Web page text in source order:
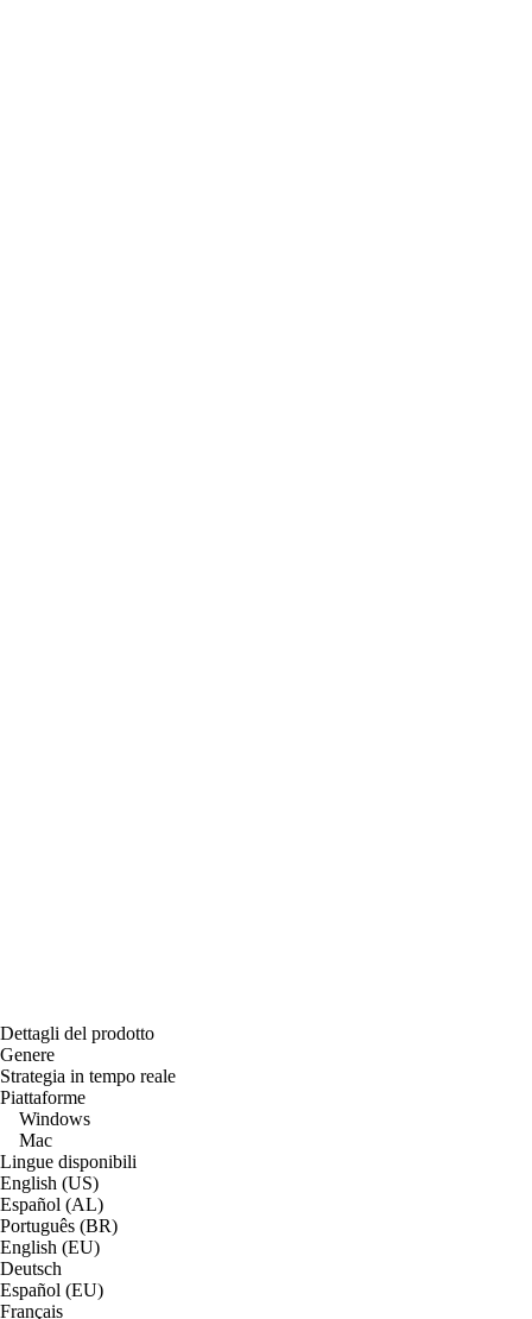
Dettagli del prodotto
Genere
Strategia in tempo reale
Piattaforme
Windows
Mac
Lingue disponibili
English (US)
Español (AL)
Português (BR)
English (EU)
Deutsch
Español (EU)
Français